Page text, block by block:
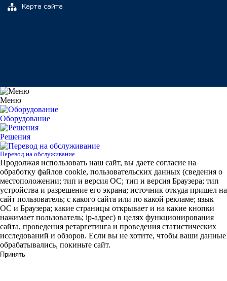
Карта сайта
Меню
Оборудование
Решения
Перевод на обслуживание
Продолжая использовать наш сайт, вы даете согласие на
обработку файлов cookie, пользовательских данных (сведения о
местоположении; тип и версия ОС; тип и версия Браузера; тип
устройства и разрешение его экрана; источник откуда пришел на
сайт пользователь; с какого сайта или по какой рекламе; язык
ОС и Браузера; какие страницы открывает и на какие кнопки
нажимает пользователь; ip-адрес) в целях функционирования
сайта, проведения ретаргетинга и проведения статистических
исследований и обзоров. Если вы не хотите, чтобы ваши данные
обрабатывались, покиньте сайт.
Принять